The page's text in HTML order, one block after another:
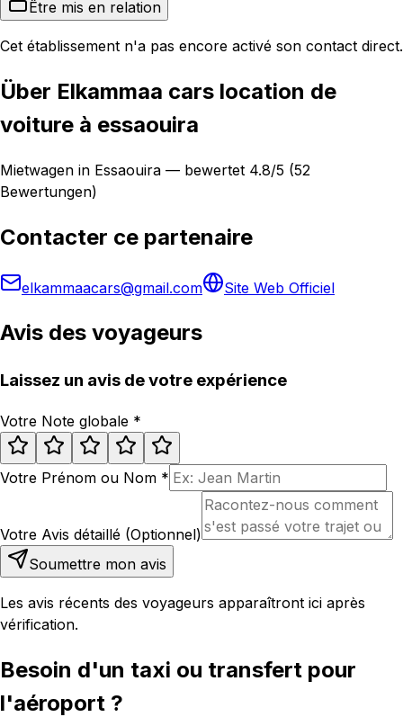
Être mis en relation
Cet établissement n'a pas encore activé son contact direct.
Über Elkammaa cars location de
voiture à essaouira
Mietwagen in Essaouira — bewertet 4.8/5 (52
Bewertungen)
Contacter ce partenaire
elkammaacars@gmail.com Site Web Officiel
Avis des voyageurs
Laissez un avis de votre expérience
Votre Note globale *
Votre Prénom ou Nom *
Votre Avis détaillé (Optionnel)
Soumettre mon avis
Les avis récents des voyageurs apparaîtront ici après
vérification.
Besoin d'un taxi ou transfert pour
l'aéroport ?